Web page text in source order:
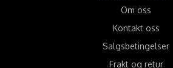
Om oss
Kontakt oss
Salgsbetingelser
Frakt og retur